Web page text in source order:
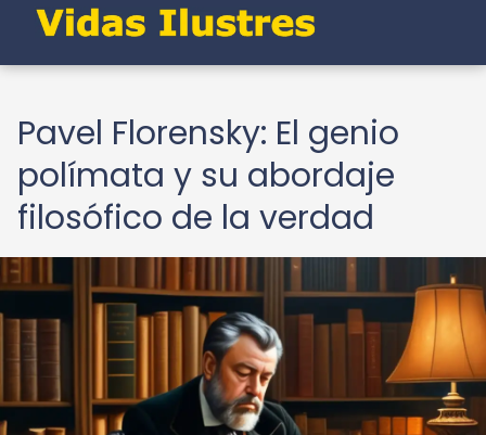
Pavel Florensky: El genio
polímata y su abordaje
filosófico de la verdad